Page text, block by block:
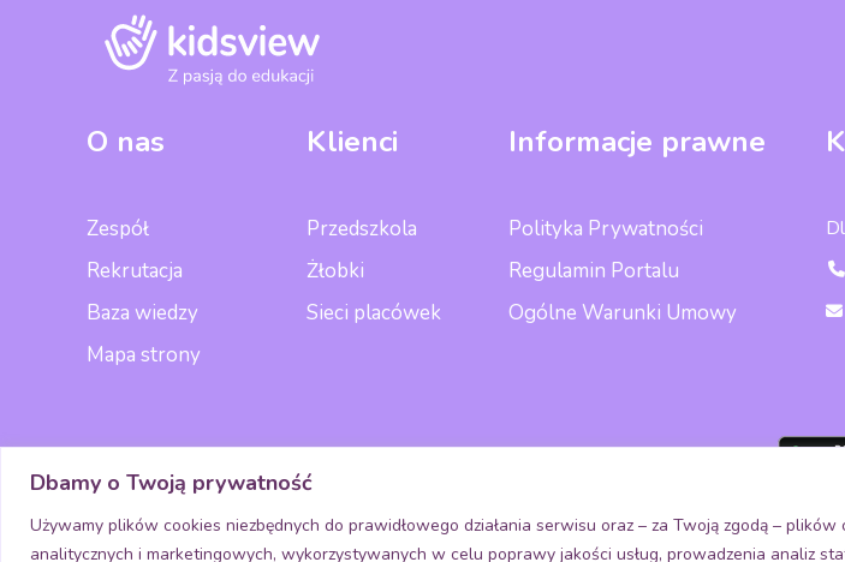
Dbamy o Twoją prywatność
Używamy plików cookies niezbędnych do prawidłowego działania serwisu oraz – za Twoją zgodą – plików
analitycznych i marketingowych, wykorzystywanych w celu poprawy jakości usług, prowadzenia analiz
O nas
Zespół
Rekrutacja
Baza wiedzy
Mapa strony
Klienci
Przedszkola
Żłobki
Sieci placówek
Informacje prawne
Polityka Prywatności
Regulamin Portalu
Ogólne Warunki Umowy